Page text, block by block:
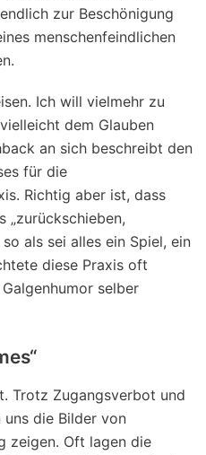
zur Beschönigung
menschenfeindlichen
Ich will vielmehr zu
dem Glauben
an sich beschreibt den
für die
Richtig aber ist, dass
„zurückschieben,
als sei alles ein Spiel, ein
diese Praxis oft
selber
Trotz Zugangsverbot und
uns die Bilder von
zeigen. Oft lagen die